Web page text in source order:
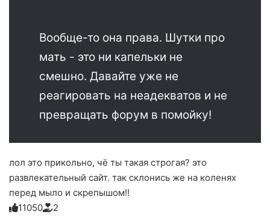
Вообще-то она права. Шутки про
мать - это ни капельки не
смешно. Давайте уже не
реагировать на неадекватов и не
превращать форум в помойку!
лол это прикольно, чё ты такая строгая? это
развлекательный сайт. так склонись же на коленях
перед мыло и скрепышом!!
Голосуйте
1
Нажмите
1
Нажмите
0
Нажмите
5
Нажмите
0
Нажмите
2